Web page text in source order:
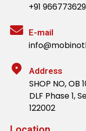
+91
E-mail
Address
SHOP NO,
DLF Phase 1,
122002